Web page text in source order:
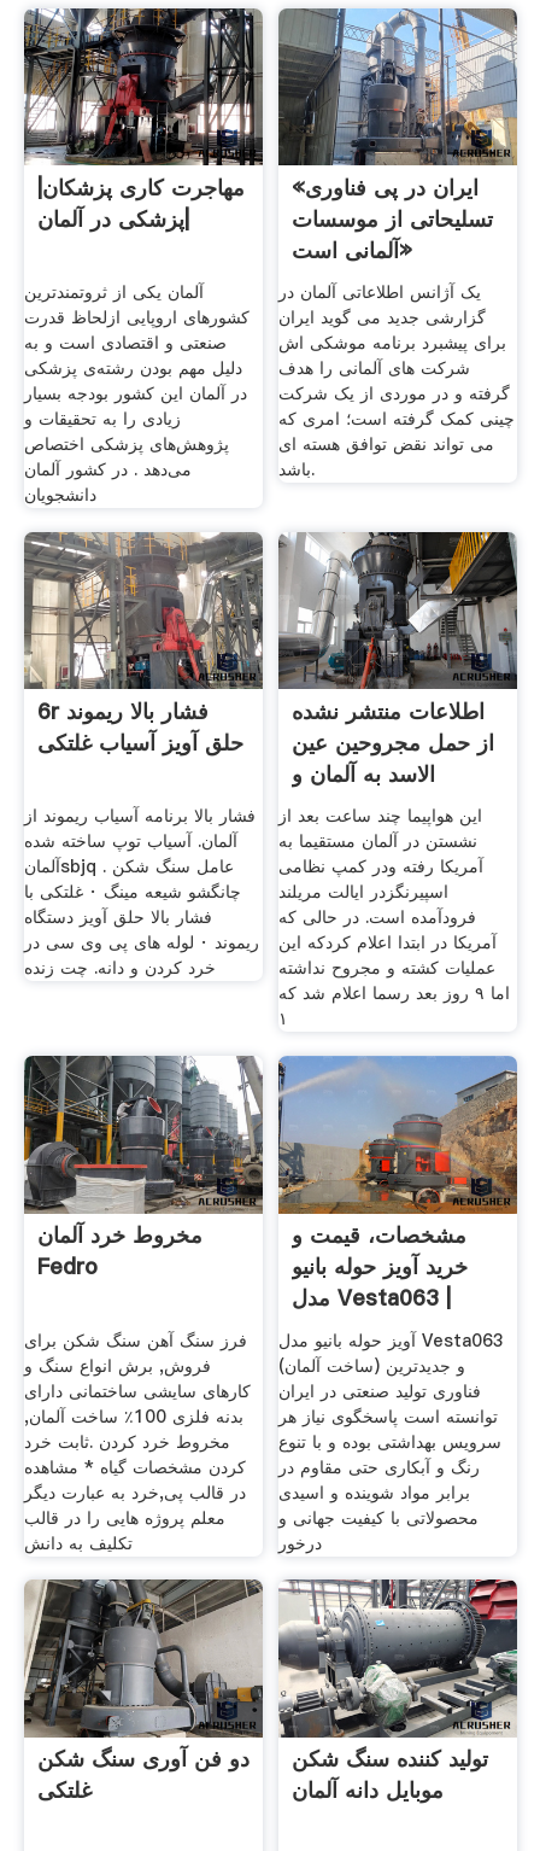
مهاجرت کاری پزشکان|
پزشکی در آلمان|
آلمان یکی از ثروتمندترین
کشورهای اروپایی ازلحاظ قدرت
صنعتی و اقتصادی است و به
دلیل مهم بودن رشته‌ی پزشکی
در آلمان این کشور بودجه بسیار
زیادی را به تحقیقات و
پژوهش‌های پزشکی اختصاص
می‌دهد . در کشور آلمان
دانشجویان
«ایران در پی فناوری
تسلیحاتی از موسسات
آلمانی است»
یک آژانس اطلاعاتی آلمان در
گزارشی جدید می گوید ایران
برای پیشبرد برنامه موشکی اش
شرکت های آلمانی را هدف
گرفته و در موردی از یک شرکت
چینی کمک گرفته است؛ امری که
می تواند نقض توافق هسته ای
باشد.
6r فشار بالا ریموند
حلق آویز آسیاب غلتکی
فشار بالا برنامه آسیاب ریموند از
آلمان. آسیاب توپ ساخته شده
آلمانsbjq . عامل سنگ شکن
چانگشو شیعه مینگ · غلتکی با
فشار بالا حلق آویز دستگاه
ریموند · لوله های پی وی سی در
خرد کردن و دانه. چت زنده
اطلاعات منتشر نشده
از حمل مجروحین عین
الاسد به آلمان و
این هواپیما چند ساعت بعد از
نشستن در آلمان مستقیما به
آمریکا رفته ودر کمپ نظامی
اسپیرنگزدر ایالت مریلند
فرودآمده است. در حالی که
آمریکا در ابتدا اعلام کردکه این
عملیات کشته و مجروح نداشته
اما ۹ روز بعد رسما اعلام شد که
۱
مخروط خرد آلمان
Fedro
فرز سنگ آهن سنگ شکن برای
فروش, برش انواع سنگ و
کارهای سایشی ساختمانی دارای
بدنه فلزی 100٪ ساخت آلمان,
مخروط خرد کردن .ثابت خرد
کردن مشخصات گیاه * مشاهده
در قالب پی,خرد به عبارت دیگر
معلم پروژه هایی را در قالب
تکلیف به دانش
مشخصات، قیمت و
خرید آویز حوله بانیو
مدل Vesta063 |
دیجی‌کالا
آویز حوله بانیو مدل Vesta063
(ساخت آلمان) و جدیدترین
فناوری تولید صنعتی در ایران
توانسته است پاسخگوی نیاز هر
سرویس بهداشتی بوده و با تنوع
رنگ و آبکاری حتی مقاوم در
برابر مواد شوینده و اسیدی
محصولاتی با کیفیت جهانی و
درخور
دو فن آوری سنگ شکن
غلتکی
تولید کننده سنگ شکن
موبایل دانه آلمان